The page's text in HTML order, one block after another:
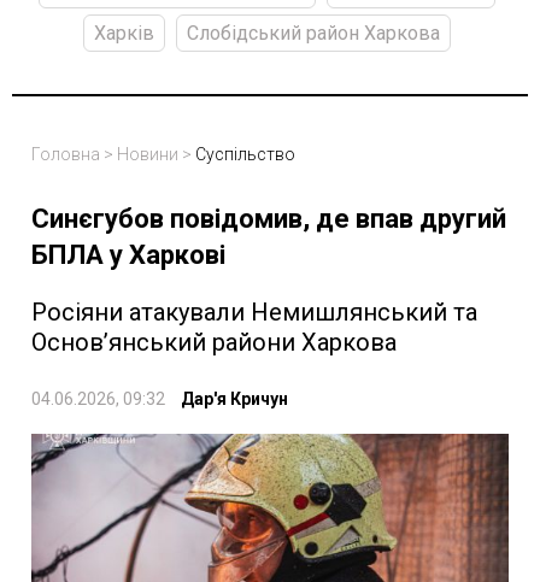
Харків
Слобідський район Харкова
Головна > Новини > Суспільство
Синєгубов повідомив, де впав другий
БПЛА у Харкові
Росіяни атакували Немишлянський та
Основʼянський райони Харкова
04.06.2026, 09:32 Дар'я Кричун